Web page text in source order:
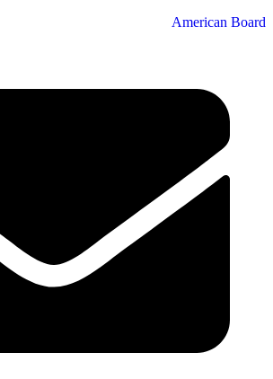
American Board